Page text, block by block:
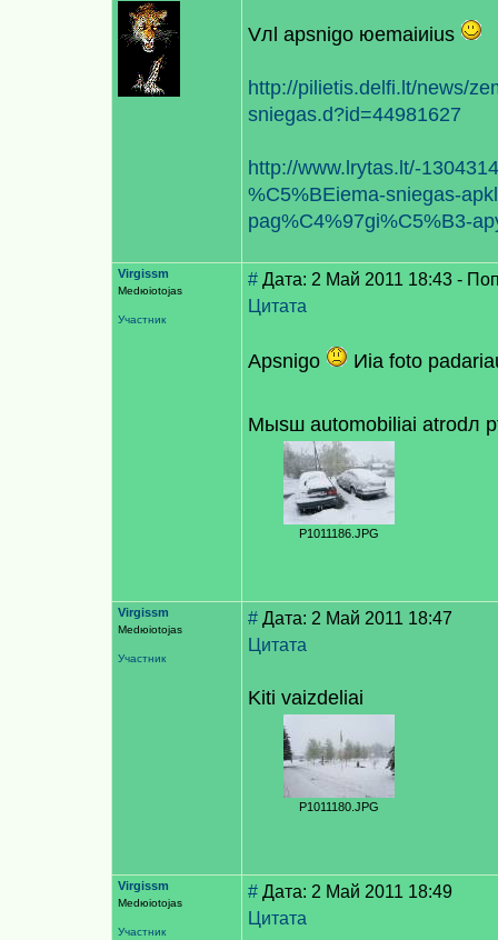
Vлl apsnigo юemaiиius
http://pilietis.delfi.lt/news/
sniegas.d?id=44981627
http://www.lrytas.lt/-
%C5%BEiema-sniegas-
pag%C4%97gi%C5%B3-
Virgissm
Medюiotojas
Участник
# Дата: 2 Май 2011 18:43 -
Цитата
Apsnigo Иia foto
Mыsш automobiliai atrodл
P1011186.JPG
Virgissm
Medюiotojas
Участник
# Дата: 2 Май 2011 18:47
Цитата
Kiti vaizdeliai
P1011180.JPG
Virgissm
Medюiotojas
Участник
# Дата: 2 Май 2011 18:49
Цитата